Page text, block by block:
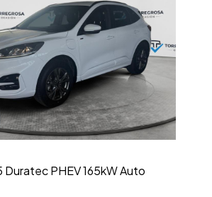
Duratec PHEV 165kW Auto